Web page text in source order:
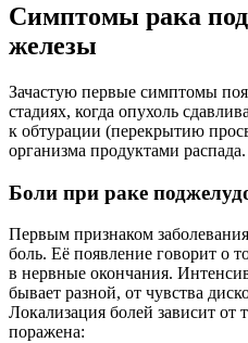
Симптомы рака
железы
Зачастую первые симптомы появляются уже на поздних
стадиях, когда опухоль
к обтурации (перекрытию
организма продуктами распада.
Боли при раке
Первым признаком
боль. Её появление говорит о
в нервные окончания.
бывает разной, от чувства
Локализация болей зависит от
поражена: